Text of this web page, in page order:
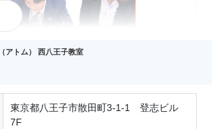
会いただいた方限定で、入会金無料
アトム） 西八王子教室
東京都八王子市散田町3-1-1 登志ビル
7F